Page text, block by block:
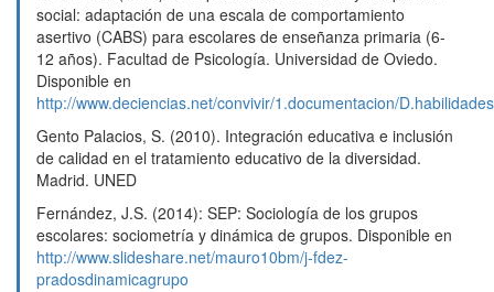
social: adaptación de una escala de comportamiento
asertivo (CABS) para escolares de enseñanza primaria (6-
12 años). Facultad de Psicología. Universidad de Oviedo.
Disponible en
http://www.deciencias.net/convivir/1.documentacion/
Gento Palacios, S. (2010). Integración educativa e inclusión
de calidad en el tratamiento educativo de la diversidad.
Madrid. UNED
Fernández, J.S. (2014): SEP: Sociología de los grupos
escolares: sociometría y dinámica de grupos. Disponible en
http://www.slideshare.net/mauro10bm/j-fdez-
pradosdinamicagrupo